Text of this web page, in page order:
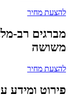
להצעת מחיר
מברגים רב-
משושה
להצעת מחיר
פירוט ומידע